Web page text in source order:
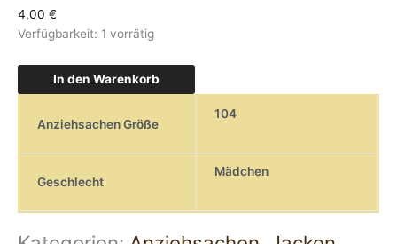
4,00 €
Verfügbarkeit: 1 vorrätig
In den Warenkorb
Anziehsachen Größe
104
Geschlecht
Mädchen